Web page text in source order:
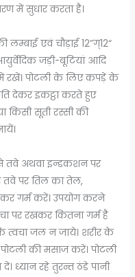
में सुधार करता है।
एवं चौड़ाई 12”ग्12“
जड़ी-बूटियां आदि
रखें। पोटली के लिए कपड़ें के
देकर इकट्ठा करते हुए
किसी सूती रस्सी की
तवे अथवा इन्डकशन पर
पर तिल का तेल,
गर्म करें। उपयोग करने
पर रखकर कितना गर्म है
त्वचा जल न जाये। शरीर के
की मसाज करें। पोटली
ध्यान रहे तुरन्त ठंडे पानी